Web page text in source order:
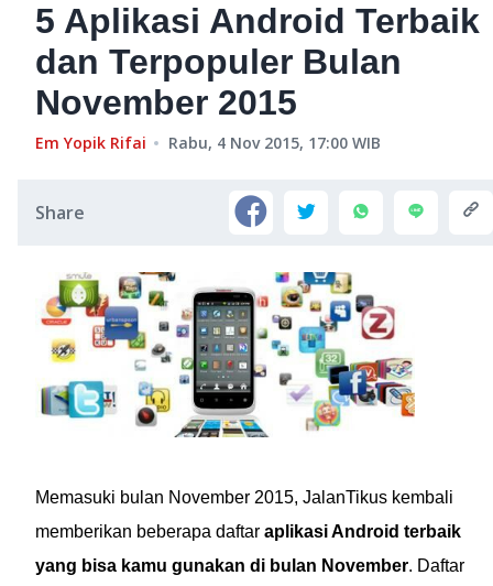
5 Aplikasi Android Terbaik
dan Terpopuler Bulan
November 2015
Em Yopik Rifai Rabu, 4 Nov 2015, 17:00 WIB
Share
Memasuki bulan November 2015, JalanTikus kembali
memberikan beberapa daftar aplikasi Android terbaik
yang bisa kamu gunakan di bulan November. Daftar